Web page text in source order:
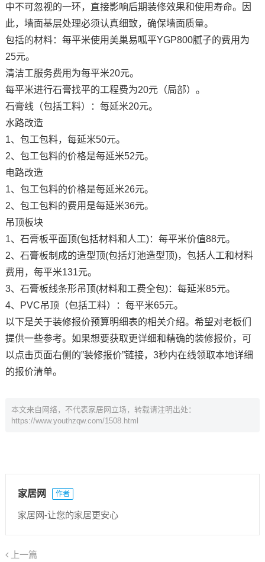
中不可忽视的一环，直接影响后期装修效果和使用寿命。因
此，墙面基层处理必须认真细致，确保墙面质量。
包括的材料：每平米使用美巢易呱平YGP800腻子的费用为
25元。
清洁工服务费用为每平米20元。
每平米进行石膏找平的工程费为20元（局部）。
石膏线（包括工料）：每延米20元。
水路改造
1、包工包料，每延米50元。
2、包工包料的价格是每延米52元。
电路改造
1、包工包料的价格是每延米26元。
2、包工包料的费用是每延米36元。
吊顶板块
1、石膏板平面顶(包括材料和人工)：每平米价值88元。
2、石膏板制成的造型顶(包括灯池造型顶)，包括人工和材料
费用，每平米131元。
3、石膏板线条形吊顶(材料和工费全包)：每延米85元。
4、PVC吊顶（包括工料）：每平米65元。
以下是关于装修报价预算明细表的相关介绍。希望对老板们
提供一些参考。如果想要获取更详细和精确的装修报价，可
以点击页面右侧的”装修报价”链接，3秒内在线领取本地详细
的报价清单。
本文来自网络，不代表家居网立场，转载请注明出处：
https://www.youthzqw.com/1508.html
家居网 作者
家居网-让您的家居更安心
上一篇